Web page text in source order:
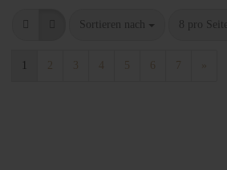
Sortieren nach 8 pro Seite
2 4 5 6 7 »